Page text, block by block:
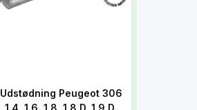
Udstødning Peugeot 306
1.4, 1.6, 1.8, 1.8 D, 1.9 D,